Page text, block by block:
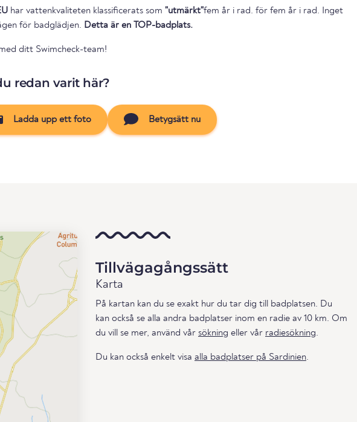
har vattenkvaliteten klassificerats som "utmärkt"fem år i rad. för fem år i rad. Inget
för badglädjen. Detta är en TOP-badplats.
ditt Swimcheck-team!
redan varit här?
Ladda upp ett foto Betygsätt nu
Tillvägagångssätt
Karta
På kartan kan du se exakt hur du tar dig till badplatsen. Du
kan också se alla andra badplatser inom en radie av 10 km. Om
du vill se mer, använd vår sökning eller vår radiesökning.
Du kan också enkelt visa alla badplatser på Sardinien.